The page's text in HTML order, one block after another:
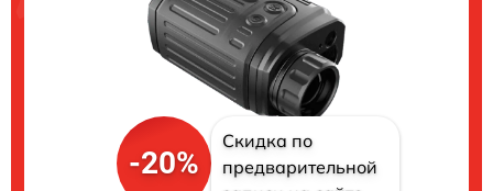
-20%
Скидка по
предварительной